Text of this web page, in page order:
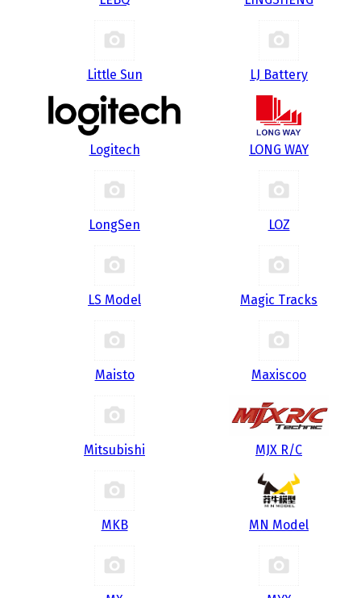
Little Sun LJ Battery
Logitech LONG WAY
LongSen LOZ
LS Model Magic Tracks
Maisto Maxiscoo
Mitsubishi MJX R/C
MKB MN Model